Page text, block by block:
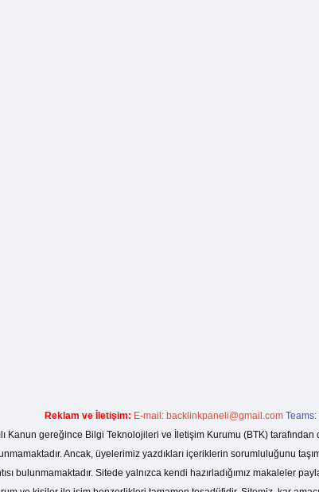
Reklam ve İletişim: E-mail: backlinkpaneli@gmail.com Teams:
Kanun gereğince Bilgi Teknolojileri ve İletişim Kurumu (BTK)
Ancak, üyelerimiz yazdıkları içeriklerin sorumluluğunu
bulunmamaktadır. Sitede yalnızca kendi hazırladığımız makaleler